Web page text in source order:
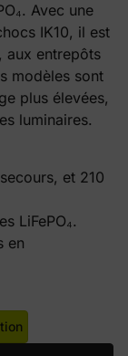
Avec une
IK10, il est
aux entrepôts
modèles sont
plus élevées,
luminaires.
et 210
LiFePO₄.
en